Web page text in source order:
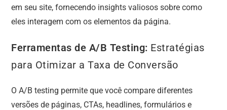
em seu site, fornecendo insights valiosos sobre como
eles interagem com os elementos da página.
Ferramentas de A/B Testing: Estratégias
para Otimizar a Taxa de Conversão
O A/B testing permite que você compare diferentes
versões de páginas, CTAs, headlines, formulários e